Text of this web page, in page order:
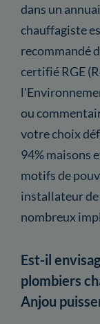
dans un
chauffagiste
recommandé
certifié RGE
ou
votre choix
94% maisons
motifs de
installateur de
nombreux
Est-il
plombiers
Anjou